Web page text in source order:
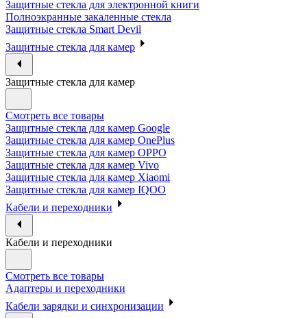
Защитные стекла для электронной книги
Полноэкранные закаленные стекла
Защитные стекла Smart Devil
Защитные стекла для камер
Защитные стекла для камер
Смотреть все товары
Защитные стекла для камер Google
Защитные стекла для камер OnePlus
Защитные стекла для камер OPPO
Защитные стекла для камер Vivo
Защитные стекла для камер Xiaomi
Защитные стекла для камер IQOO
Кабели и переходники
Кабели и переходники
Смотреть все товары
Адаптеры и переходники
Кабели зарядки и синхронизации